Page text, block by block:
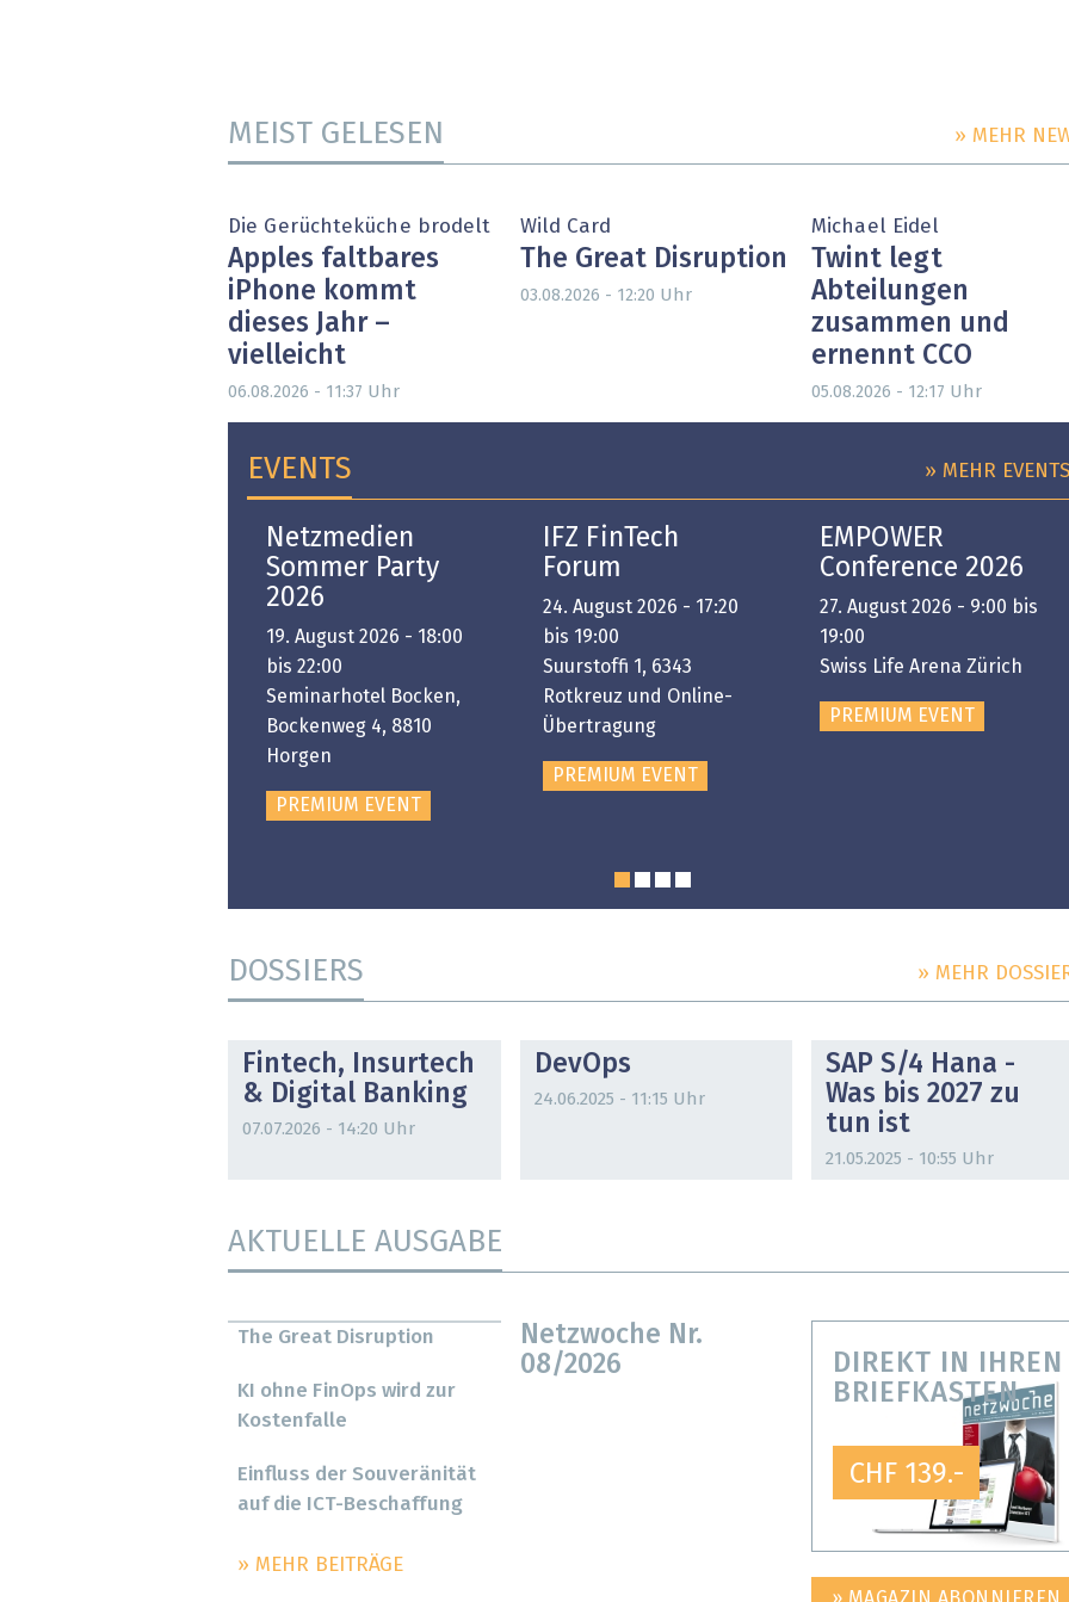
MEIST GELESEN » MEHR
Die Gerüchteküche brodelt
Apples faltbares
iPhone kommt
dieses Jahr –
vielleicht
06.08.2026 - 11:37 Uhr
Wild Card
The Great Disruption
03.08.2026 - 12:20 Uhr
Michael Eidel
Twint legt
Abteilungen
zusammen und
ernennt CCO
05.08.2026 - 12:17 Uhr
EVENTS » MEHR
Netzmedien
Sommer Party
2026
19. August 2026 - 18:00
bis 22:00
Seminarhotel Bocken,
Bockenweg 4, 8810
Horgen
PREMIUM EVENT
IFZ FinTech
Forum
24. August 2026 - 17:20
bis 19:00
Suurstoffi 1, 6343
Rotkreuz und Online-
Übertragung
PREMIUM EVENT
EMPOWER
Conference 2026
27. August 2026 - 9:00 bis
19:00
Swiss Life Arena Zürich
PREMIUM EVENT
DOSSIERS » MEHR
Fintech, Insurtech
& Digital Banking
07.07.2026 - 14:20 Uhr
DevOps
24.06.2025 - 11:15 Uhr
SAP S/4 Hana -
Was bis 2027 zu
tun ist
21.05.2025 - 10:55 Uhr
AKTUELLE AUSGABE
Netzwoche Nr.
08/2026
The Great Disruption
KI ohne FinOps wird zur
Kostenfalle
Einfluss der Souveränität
auf die ICT-Beschaffung
» MEHR BEITRÄGE
DIREKT IN IHREN
BRIEFKASTEN
CHF 139.-
» MAGAZIN ABONNIEREN